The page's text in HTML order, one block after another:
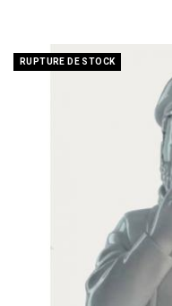
RUPTURE DE STOCK